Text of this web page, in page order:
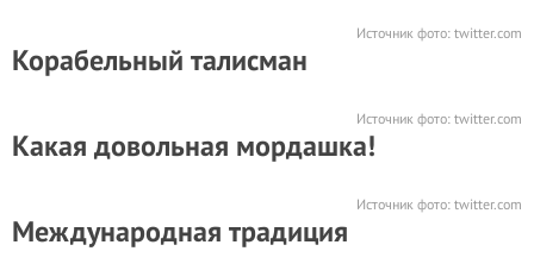
Источник фото: twitter.com
Корабельный талисман
Источник фото: twitter.com
Какая довольная мордашка!
Источник фото: twitter.com
Международная традиция